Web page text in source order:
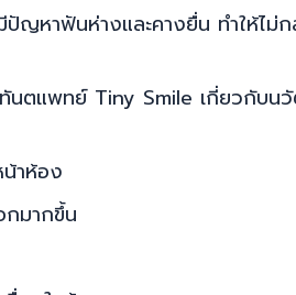
ปัญหาฟันห่างและคางยื่น ทำให้
นตแพทย์ Tiny Smile เกี่ยวกับ
าห้อง
มากขึ้น